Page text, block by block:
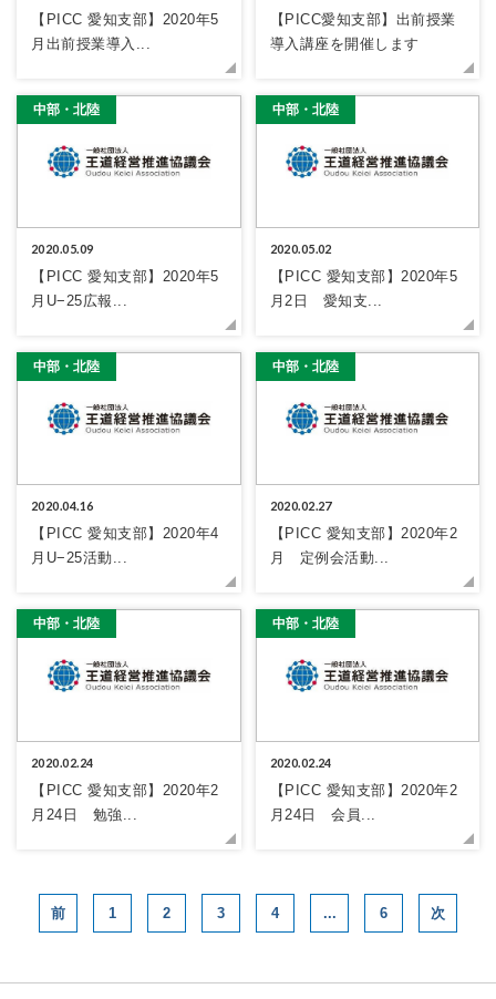
【PICC 愛知支部】2020年5
月出前授業導入...
【PICC愛知支部】出前授業
導入講座を開催します
中部・北陸
2020.05.09
【PICC 愛知支部】2020年5
月U−25広報...
中部・北陸
2020.05.02
【PICC 愛知支部】2020年5
月2日 愛知支...
中部・北陸
2020.04.16
【PICC 愛知支部】2020年4
月U−25活動...
中部・北陸
2020.02.27
【PICC 愛知支部】2020年2
月 定例会活動...
中部・北陸
2020.02.24
【PICC 愛知支部】2020年2
月24日 勉強...
中部・北陸
2020.02.24
【PICC 愛知支部】2020年2
月24日 会員...
1 2 3 4 ... 6